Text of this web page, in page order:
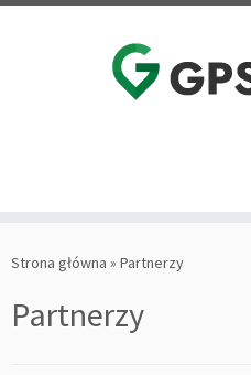
doStrona główna » Partnerzy
Partnerzy